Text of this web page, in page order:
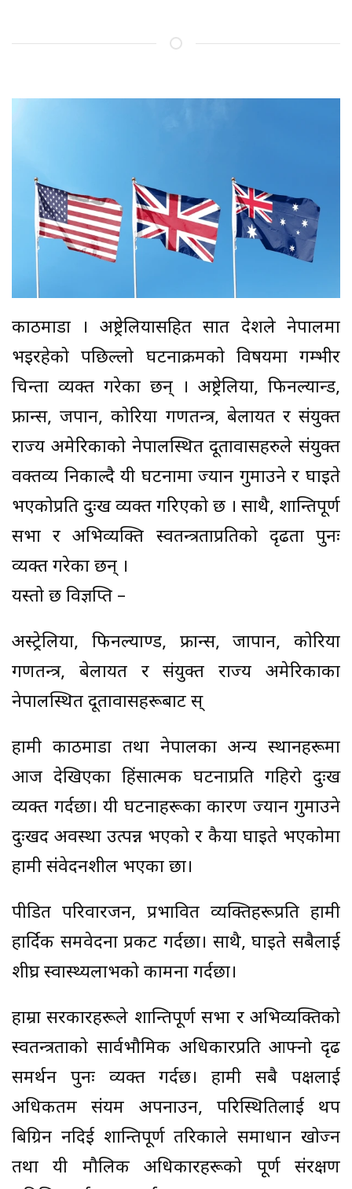
काठमाडौं । अष्ट्रेलियासहित सात देशले नेपालमा
भइरहेको पछिल्लो घटनाक्रमको विषयमा गम्भीर
चिन्ता व्यक्त गरेका छन् । अष्ट्रेलिया, फिनल्यान्ड,
फ्रान्स, जपान, कोरिया गणतन्त्र, बेलायत र संयुक्त
राज्य अमेरिकाको नेपालस्थित दूतावासहरुले संयुक्त
वक्तव्य निकाल्दै यी घटनामा ज्यान गुमाउने र घाइते
भएकोप्रति दुःख व्यक्त गरिएको छ । साथै, शान्तिपूर्ण
सभा र अभिव्यक्ति स्वतन्त्रताप्रतिको दृढता पुनः
व्यक्त गरेका छन् ।
यस्तो छ विज्ञप्ति –
अस्ट्रेलिया, फिनल्याण्ड, फ्रान्स, जापान, कोरिया
गणतन्त्र, बेलायत र संयुक्त राज्य अमेरिकाका
नेपालस्थित दूतावासहरूबाट स्
हामी काठमाडौं तथा नेपालका अन्य स्थानहरूमा
आज देखिएका हिंसात्मक घटनाप्रति गहिरो दुःख
व्यक्त गर्दछौं। यी घटनाहरूका कारण ज्यान गुमाउने
दुःखद अवस्था उत्पन्न भएको र कैयौं घाइते भएकोमा
हामी संवेदनशील भएका छौं।
पीडित परिवारजन, प्रभावित व्यक्तिहरूप्रति हामी
हार्दिक समवेदना प्रकट गर्दछौं। साथै, घाइते सबैलाई
शीघ्र स्वास्थ्यलाभको कामना गर्दछौं।
हाम्रा सरकारहरूले शान्तिपूर्ण सभा र अभिव्यक्तिको
स्वतन्त्रताको सार्वभौमिक अधिकारप्रति आफ्नो दृढ
समर्थन पुनः व्यक्त गर्दछ। हामी सबै पक्षलाई
अधिकतम संयम अपनाउन, परिस्थितिलाई थप
बिग्रिन नदिई शान्तिपूर्ण तरिकाले समाधान खोज्न
तथा यी मौलिक अधिकारहरूको पूर्ण संरक्षण